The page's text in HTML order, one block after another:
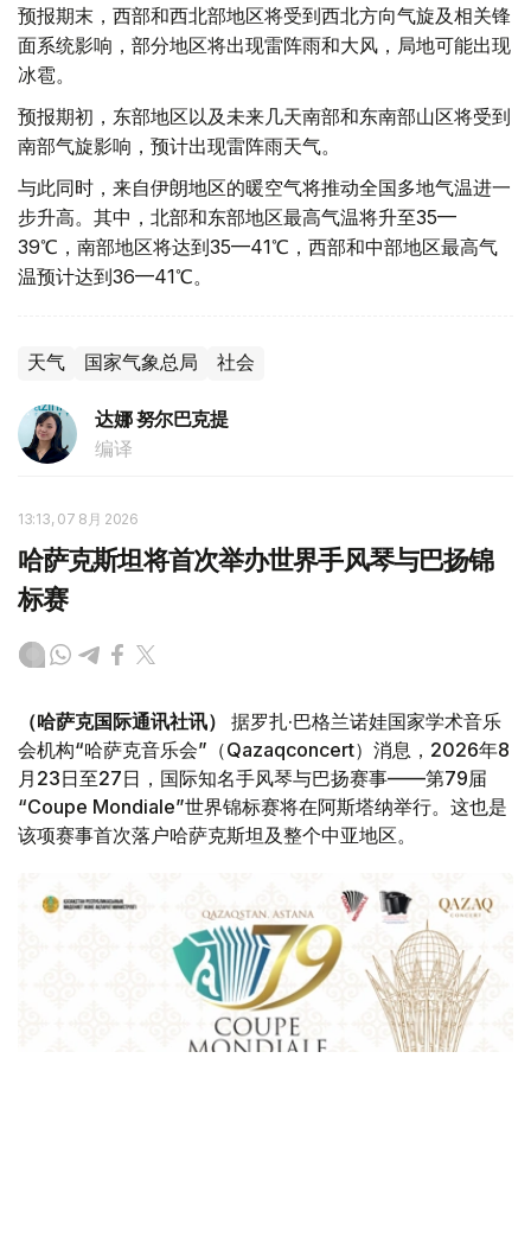
预报期末，西部和西北部地区将受到西北方向气旋及相关锋
面系统影响，部分地区将出现雷阵雨和大风，局地可能出现
冰雹。
预报期初，东部地区以及未来几天南部和东南部山区将受到
南部气旋影响，预计出现雷阵雨天气。
与此同时，来自伊朗地区的暖空气将推动全国多地气温进一
步升高。其中，北部和东部地区最高气温将升至35—
39℃，南部地区将达到35—41℃，西部和中部地区最高气
温预计达到36—41℃。
天气 国家气象总局 社会
达娜 努尔巴克提
编译
13:13, 07 8月 2026
哈萨克斯坦将首次举办世界手风琴与巴扬锦
标赛
（哈萨克国际通讯社讯）
据罗扎·巴格兰诺娃国家学术音乐
会机构“哈萨克音乐会”（Qazaqconcert）消息，2026年8
月23日至27日，国际知名手风琴与巴扬赛事——第79届
“Coupe Mondiale”世界锦标赛将在阿斯塔纳举行。这也是
该项赛事首次落户哈萨克斯坦及整个中亚地区。